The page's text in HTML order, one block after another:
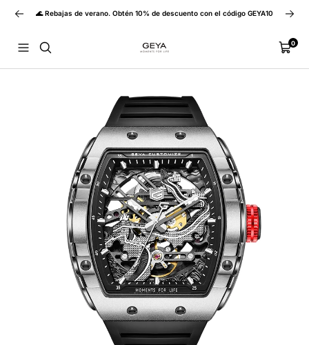
Anterior🌊 Rebajas de verano. Obtén 10% de descuento con el código GEYA10
Navigación
Carrito
0